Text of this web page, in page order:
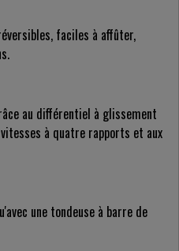
faciles à affûter,
au différentiel à glissement
à quatre rapports et aux
une tondeuse à barre de